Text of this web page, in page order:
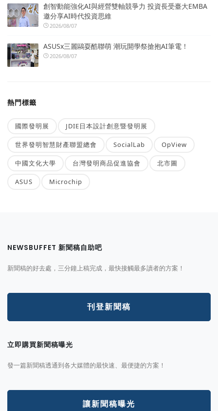
創智動能強化AI與經營雙軸競爭力 投資長受臺大EMBA
邀分享AI時代投資思維
2026/08/07
ASUSx三麗鷗耍酷聯萌 潮玩開學祭搶抱AI筆電！
2026/08/07
熱門標籤
國際發明展 JDIE日本設計創意暨發明展
世界發明智慧財產聯盟總會 SocialLab OpView
中國文化大學 台灣發明商品促進協會 北市圖
ASUS Microchip
NEWSBUFFET 新聞稿自助吧
新聞稿的好去處，三分鐘上稿完成，最快接觸最多讀者的方案！
刊登新聞稿
立即購買新聞稿曝光
發一篇新聞稿透通到各大媒體的最快速、最便捷的方案！
讓新聞稿曝光